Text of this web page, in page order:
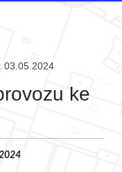
03.05.2024
ke